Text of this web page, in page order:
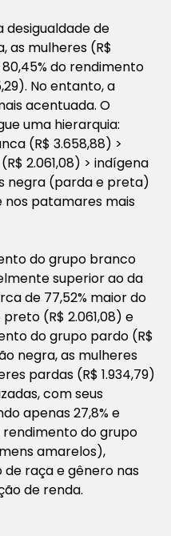
desigualdade de
as mulheres (R$
do rendimento
No entanto, a
acentuada. O
uma hierarquia:
(R$ 3.658,88) >
2.061,08) > indígena
negra (parda e preta)
patamares mais
do grupo branco
superior ao da
de 77,52% maior do
(R$ 2.061,08) e
do grupo pardo (R$
negra, as mulheres
pardas (R$ 1.934,79)
com seus
apenas 27,8% e
rendimento do grupo
amarelos),
raça e gênero nas
de renda.